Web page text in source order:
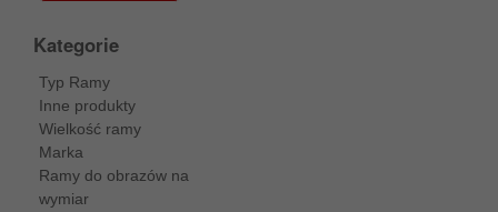
Kategorie
Typ Ramy
Inne produkty
Wielkość ramy
Marka
Ramy do obrazów na
wymiar